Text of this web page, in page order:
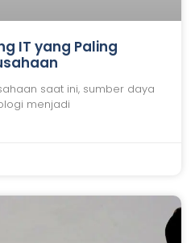
IT yang Paling
saat ini, sumber daya
menjadi